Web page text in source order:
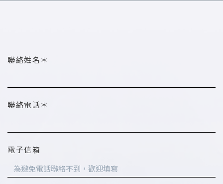
聯絡姓名＊
聯絡電話＊
電子信箱